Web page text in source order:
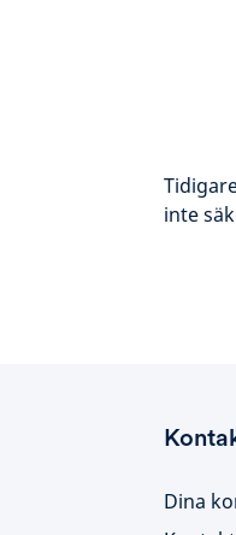
inte
Dina